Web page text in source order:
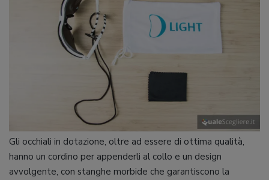
Gli occhiali in dotazione, oltre ad essere di ottima qualità,
hanno un cordino per appenderli al collo e un design
avvolgente, con stanghe morbide che garantiscono la